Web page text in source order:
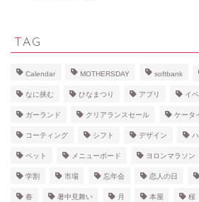
TAG
Calendar MOTHERSDAY softbank
なに挟む ひなまつり アプリ イ
ガーランド クリアランスセール ケータ
コーティング シフト デザイン
ペット メニューボード ヨロンマラソン
学割 市場 忘年会 恋人の日
春 暑中見舞い 月 本屋 桜